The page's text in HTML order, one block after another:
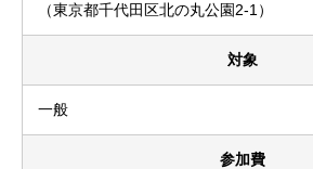
（東京都千代田区北の丸公園2-1）
対象
一般
参加費